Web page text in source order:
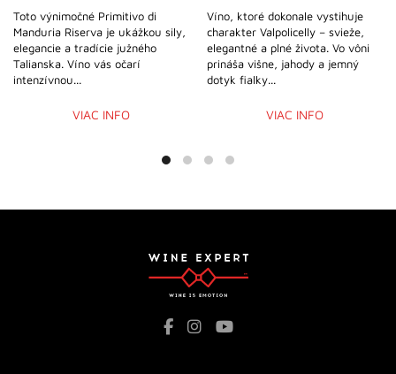
Toto výnimočné Primitivo di
Manduria Riserva je ukážkou sily,
elegancie a tradície južného
Talianska. Víno vás očarí
intenzívnou...
VIAC INFO
Víno, ktoré dokonale vystihuje
charakter Valpolicelly – svieže,
elegantné a plné života. Vo vôni
prináša višne, jahody a jemný
dotyk fialky...
VIAC INFO